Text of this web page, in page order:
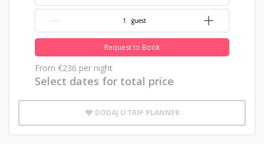
{{NumberOfGuests}} guest
Request to Book
From €236 per night
Select dates for total price
DODAJ U TRIP PLANNER